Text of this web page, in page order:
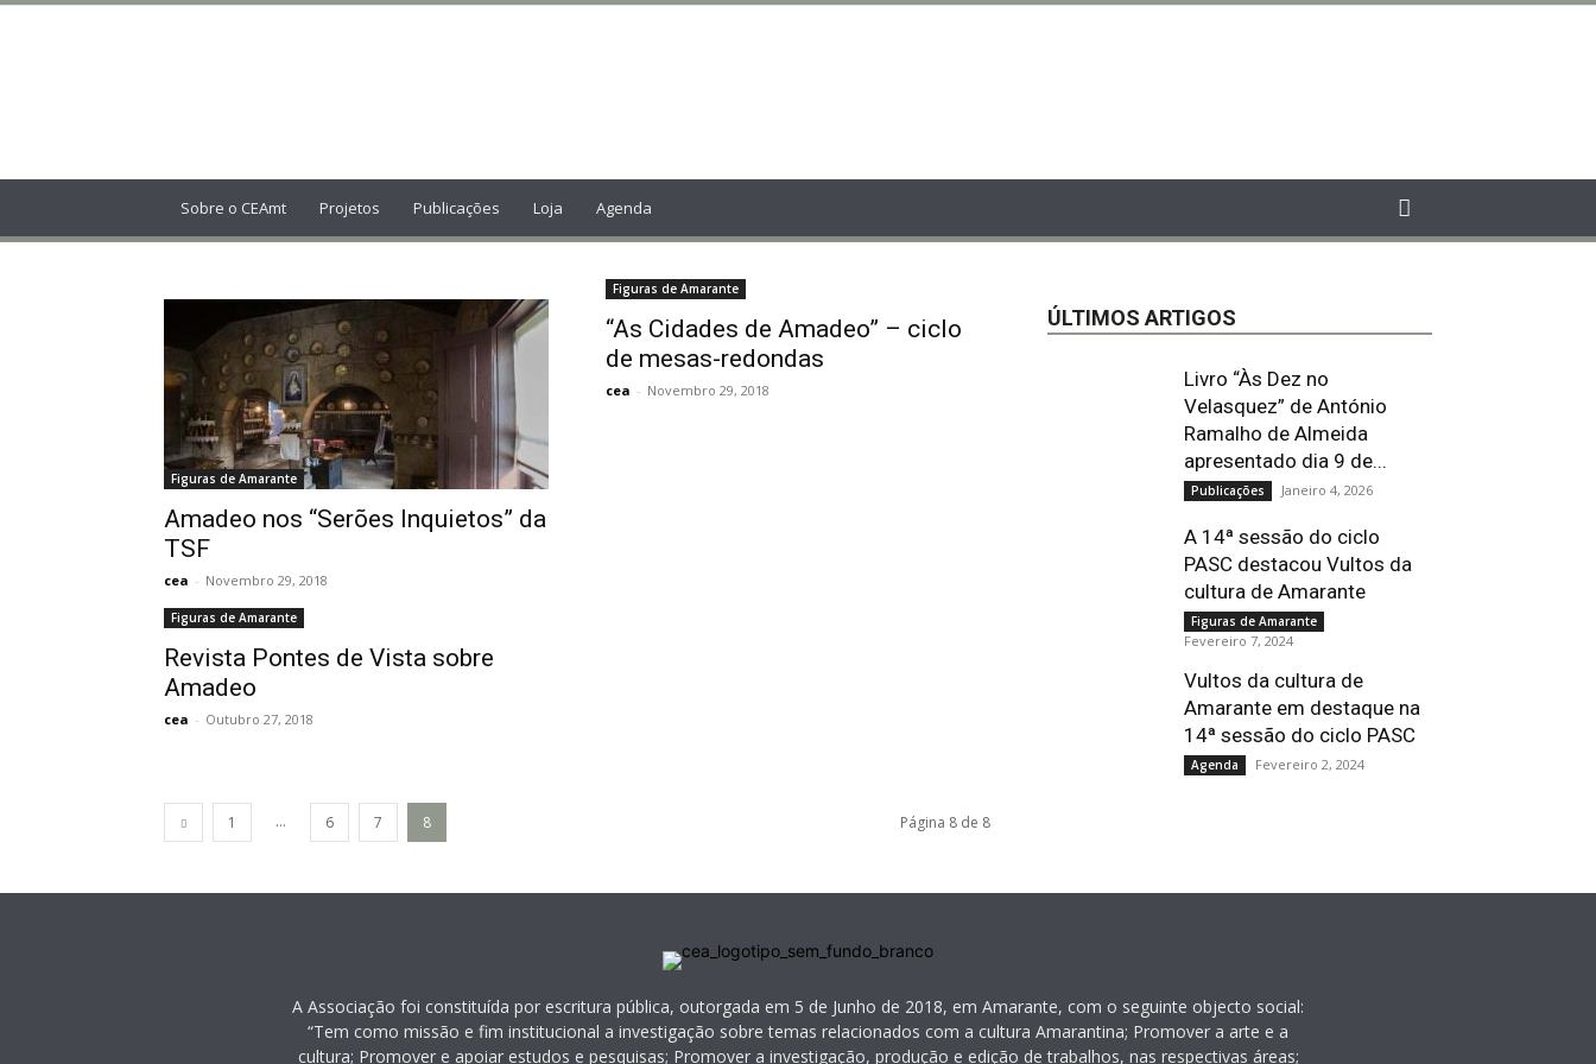
Sobre o CEAmt Projetos Publicações Loja Agenda
Figuras de Amarante
Amadeo nos “Serões Inquietos” da
TSF
cea - Novembro 29, 2018
Figuras de Amarante
“As Cidades de Amadeo” – ciclo
de mesas-redondas
cea - Novembro 29, 2018
Figuras de Amarante
Revista Pontes de Vista sobre
Amadeo
cea - Outubro 27, 2018
1 ... 6 7 8 Página 8 de 8
ÚLTIMOS ARTIGOS
Livro “Às Dez no
Velasquez” de António
Ramalho de Almeida
apresentado dia 9 de...
Publicações Janeiro 4, 2026
A 14ª sessão do ciclo
PASC destacou Vultos da
cultura de Amarante
Figuras de Amarante
Fevereiro 7, 2024
Vultos da cultura de
Amarante em destaque na
14ª sessão do ciclo PASC
Agenda Fevereiro 2, 2024
A Associação foi constituída por escritura pública, outorgada em 5 de Junho de 2018, em Amarante, com o seguinte objecto social:
“Tem como missão e fim institucional a investigação sobre temas relacionados com a cultura Amarantina; Promover a arte e a
cultura; Promover e apoiar estudos e pesquisas; Promover a investigação, produção e edição de trabalhos, nas respectivas áreas;